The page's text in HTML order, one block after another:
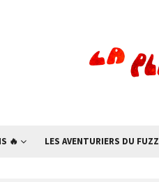
🔥 LES AVENTURIERS DU FUZZ